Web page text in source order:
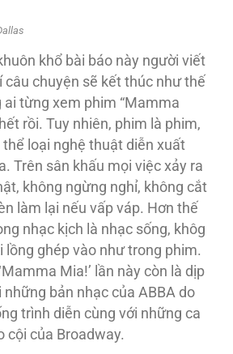
khổ bài báo này người viết
câu chuyện sẽ kết thúc như thế
ai từng xem phim “Mamma
rồi. Tuy nhiên, phim là phim,
thể loại nghệ thuật diễn xuất
Trên sân khấu mọi việc xảy ra
không ngừng nghỉ, không cắt
làm lại nếu vấp váp. Hơn thế
nhạc kịch là nhạc sống, khôg
lồng ghép vào như trong phim.
Mia!’ lần này còn là dịp
bản nhạc của ABBA do
trình diễn cùng với những ca
cội của Broadway.